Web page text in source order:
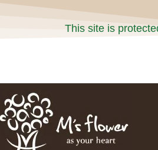
This site is